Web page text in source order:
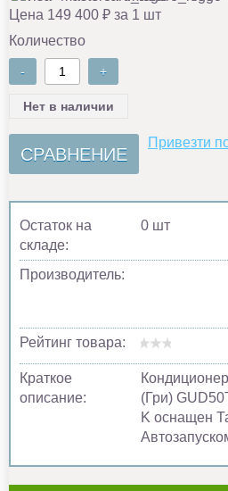
Цена 149 400 ₽ за 1 шт
Количество
- +
Нет в наличии
СРАВНЕНИЕ
Привезти
Остаток на
складе:
0 шт
Производитель:
Рейтинг товара:
Краткое
описание:
(Гри)
K оснащен